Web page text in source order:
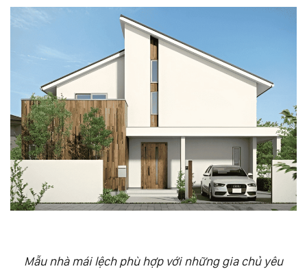
Mẫu nhà mái lệch phù hợp với những gia chủ yêu